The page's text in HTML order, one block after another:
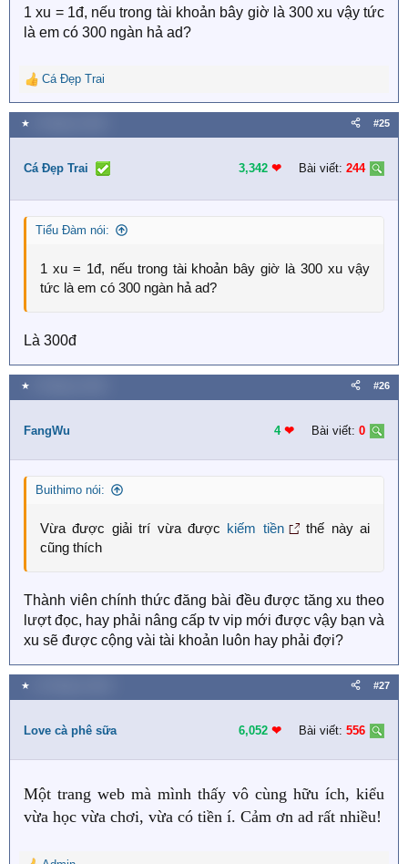
1 xu = 1đ, nếu trong tài khoản bây giờ là 300 xu vậy tức
là em có 300 ngàn hả ad?
R
e
a
c
i
n
s
Cá Đẹp Trai
★ #25
Cá Đẹp Trai 3,342 ❤︎ Bài viết: 244
Tiểu Đàm nói:
1 xu = 1đ, nếu trong tài khoản bây giờ là 300 xu vậy
tức là em có 300 ngàn hả ad?
Là 300đ
★ #26
FangWu 4 ❤︎ Bài viết: 0
Buithimo nói:
Vừa được giải trí vừa được kiếm tiền
thế này ai
cũng thích
Thành viên chính thức đăng bài đều được tăng xu theo
lượt đọc, hay phải nâng cấp tv vip mới được vậy bạn và
xu sẽ được cộng vài tài khoản luôn hay phải đợi?
★ #27
Love cà phê sữa 6,052 ❤︎ Bài viết: 556
Một trang web mà mình thấy vô cùng hữu ích, kiểu
vừa học vừa chơi, vừa có tiền í. Cảm ơn ad rất nhiều!